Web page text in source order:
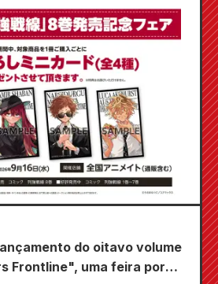
do oitavo volume
Frontline", uma feira por